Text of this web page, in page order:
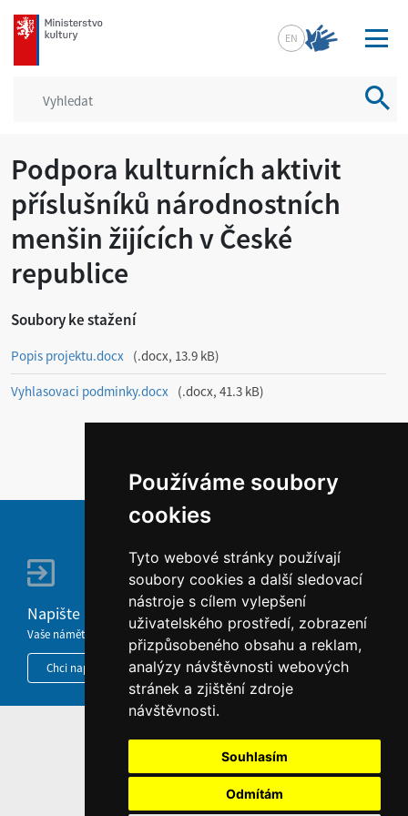
Používáme soubory
cookies
Tyto webové stránky používají
soubory cookies a další sledovací
nástroje s cílem vylepšení
uživatelského prostředí, zobrazení
přizpůsobeného obsahu a reklam,
analýzy návštěvnosti webových
stránek a zjištění zdroje
návštěvnosti.
Souhlasím
Odmítám
mkcr.cz
EN
Podpora kulturních aktivit
příslušníků národnostních
menšin žijících v České
republice
Soubory ke stažení
Popis projektu.docx .docx, 13.9 kB
Vyhlasovaci podminky.docx .docx, 41.3 kB
Napište nám
Vaše náměty, komentáře, připomínky a dotazy nezůstanou bez odezvy.
Chci napsat MKČR
HOME